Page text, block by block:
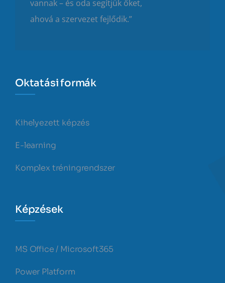
vannak – és oda segítjük őket,
ahová a szervezet fejlődik.”
Oktatási formák
Kihelyezett képzés
E-learning
Komplex tréningrendszer
Képzések
MS Office / Microsoft365
Power Platform